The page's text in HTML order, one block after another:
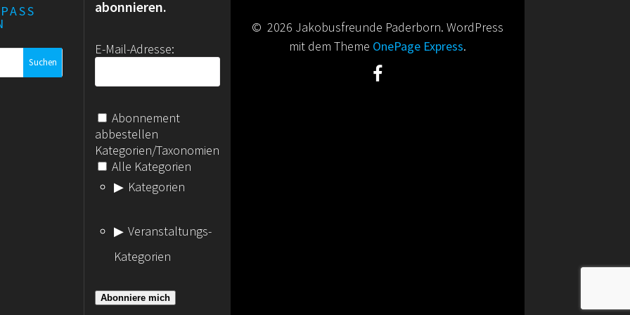
abonnieren.
E-Mail-Adresse:
Abonnement
abbestellen
Kategorien/Taxonomien
Alle Kategorien
Kategorien
Veranstaltungs-
Kategorien
Abonniere mich
© 2026 Jakobusfreunde Paderborn. WordPress
mit dem Theme OnePage Express.